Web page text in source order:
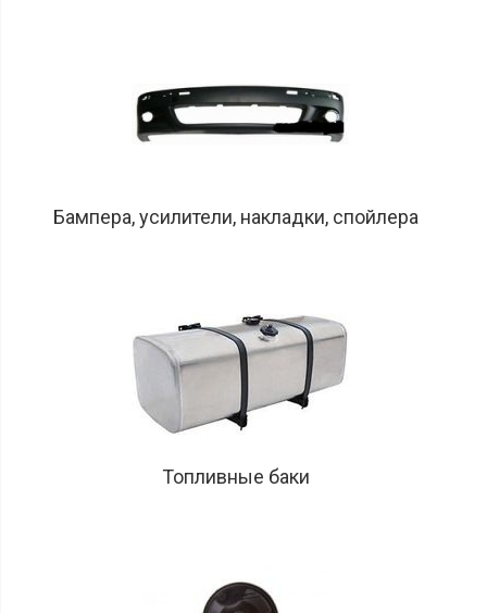
Бампера, усилители, накладки, спойлера
Топливные баки